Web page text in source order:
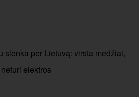
slenka per Lietuvą: virsta medžiai,
elektros